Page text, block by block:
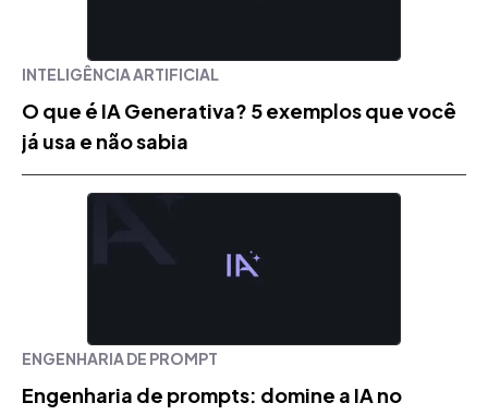
INTELIGÊNCIA ARTIFICIAL
O que é IA Generativa? 5 exemplos que você
já usa e não sabia
ENGENHARIA DE PROMPT
Engenharia de prompts: domine a IA no